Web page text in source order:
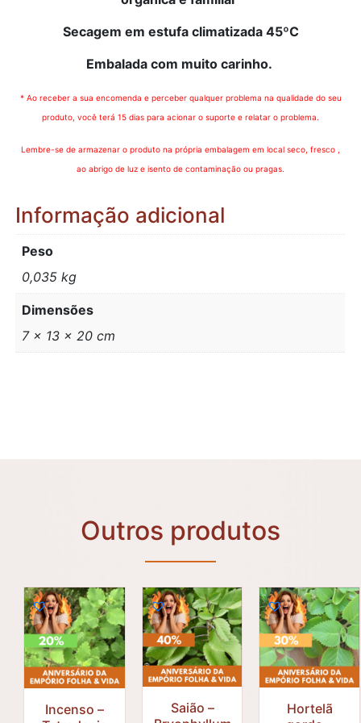
Secagem em estufa climatizada 45ºC
Embalada com muito carinho.
* Ao receber a sua encomenda e perceber qualquer problema na qualidade do seu
produto, você terá 15 dias para acionar o suporte e relatar o problema.
Lembre-se de armazenar o produto na própria embalagem em local seco, fresco ,
ao abrigo de luz e isento de contaminação ou pragas.
Informação adicional
Peso
0,035 kg
Dimensões
7 × 13 × 20 cm
Outros produtos
Incenso –
Saião –
Hortelã